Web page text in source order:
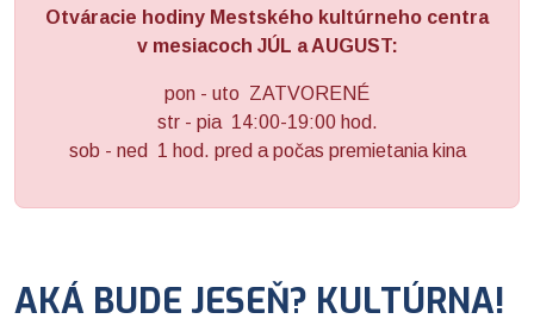
Otváracie hodiny Mestského kultúrneho centra
v mesiacoch JÚL a AUGUST:
pon - uto ZATVORENÉ
str - pia 14:00-19:00 hod.
sob - ned 1 hod. pred a počas premietania kina
AKÁ BUDE JESEŇ? KULTÚRNA!